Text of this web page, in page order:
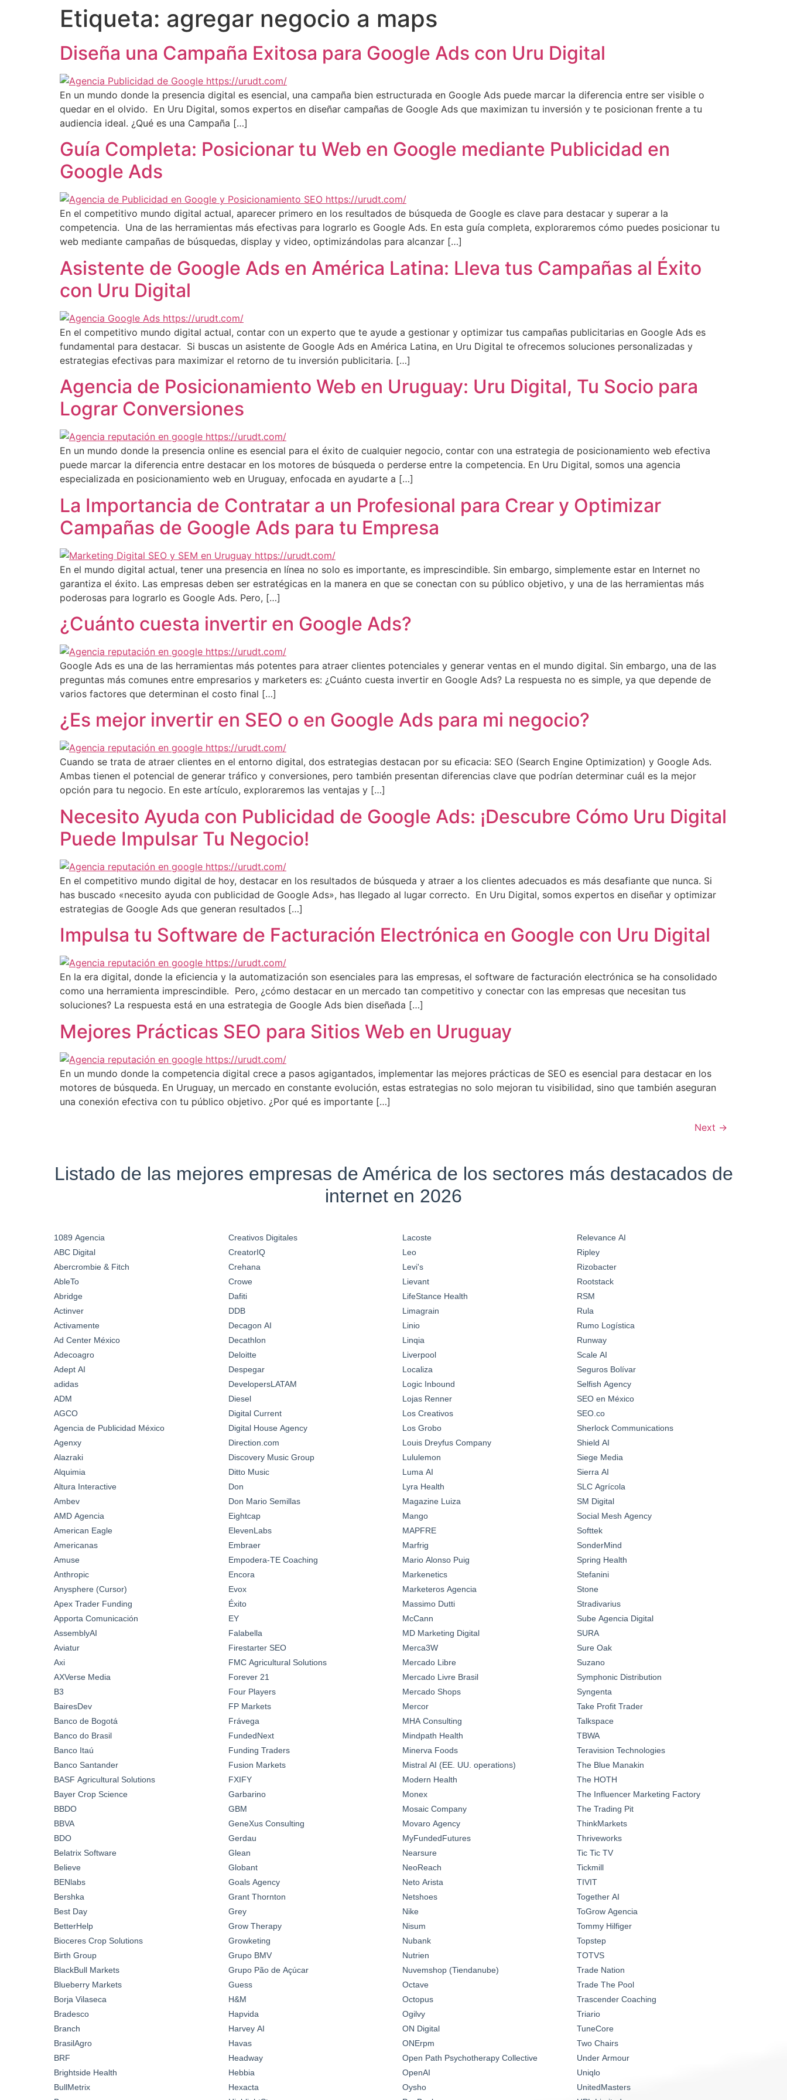
Etiqueta: agregar negocio a maps
Diseña una Campaña Exitosa para Google Ads con Uru Digital
En un mundo donde la presencia digital es esencial, una campaña bien estructurada en Google Ads puede marcar la diferencia entre ser visible o
quedar en el olvido. En Uru Digital, somos expertos en diseñar campañas de Google Ads que maximizan tu inversión y te posicionan frente a tu
audiencia ideal. ¿Qué es una Campaña […]
Guía Completa: Posicionar tu Web en Google mediante Publicidad en
Google Ads
En el competitivo mundo digital actual, aparecer primero en los resultados de búsqueda de Google es clave para destacar y superar a la
competencia. Una de las herramientas más efectivas para lograrlo es Google Ads. En esta guía completa, exploraremos cómo puedes posicionar tu
web mediante campañas de búsquedas, display y video, optimizándolas para alcanzar […]
Asistente de Google Ads en América Latina: Lleva tus Campañas al Éxito
con Uru Digital
En el competitivo mundo digital actual, contar con un experto que te ayude a gestionar y optimizar tus campañas publicitarias en Google Ads es
fundamental para destacar. Si buscas un asistente de Google Ads en América Latina, en Uru Digital te ofrecemos soluciones personalizadas y
estrategias efectivas para maximizar el retorno de tu inversión publicitaria. […]
Agencia de Posicionamiento Web en Uruguay: Uru Digital, Tu Socio para
Lograr Conversiones
En un mundo donde la presencia online es esencial para el éxito de cualquier negocio, contar con una estrategia de posicionamiento web efectiva
puede marcar la diferencia entre destacar en los motores de búsqueda o perderse entre la competencia. En Uru Digital, somos una agencia
especializada en posicionamiento web en Uruguay, enfocada en ayudarte a […]
La Importancia de Contratar a un Profesional para Crear y Optimizar
Campañas de Google Ads para tu Empresa
En el mundo digital actual, tener una presencia en línea no solo es importante, es imprescindible. Sin embargo, simplemente estar en Internet no
garantiza el éxito. Las empresas deben ser estratégicas en la manera en que se conectan con su público objetivo, y una de las herramientas más
poderosas para lograrlo es Google Ads. Pero, […]
¿Cuánto cuesta invertir en Google Ads?
Google Ads es una de las herramientas más potentes para atraer clientes potenciales y generar ventas en el mundo digital. Sin embargo, una de las
preguntas más comunes entre empresarios y marketers es: ¿Cuánto cuesta invertir en Google Ads? La respuesta no es simple, ya que depende de
varios factores que determinan el costo final […]
¿Es mejor invertir en SEO o en Google Ads para mi negocio?
Cuando se trata de atraer clientes en el entorno digital, dos estrategias destacan por su eficacia: SEO (Search Engine Optimization) y Google Ads.
Ambas tienen el potencial de generar tráfico y conversiones, pero también presentan diferencias clave que podrían determinar cuál es la mejor
opción para tu negocio. En este artículo, exploraremos las ventajas y […]
Necesito Ayuda con Publicidad de Google Ads: ¡Descubre Cómo Uru Digital
Puede Impulsar Tu Negocio!
En el competitivo mundo digital de hoy, destacar en los resultados de búsqueda y atraer a los clientes adecuados es más desafiante que nunca. Si
has buscado «necesito ayuda con publicidad de Google Ads», has llegado al lugar correcto. En Uru Digital, somos expertos en diseñar y optimizar
estrategias de Google Ads que generan resultados […]
Impulsa tu Software de Facturación Electrónica en Google con Uru Digital
En la era digital, donde la eficiencia y la automatización son esenciales para las empresas, el software de facturación electrónica se ha consolidado
como una herramienta imprescindible. Pero, ¿cómo destacar en un mercado tan competitivo y conectar con las empresas que necesitan tus
soluciones? La respuesta está en una estrategia de Google Ads bien diseñada […]
Mejores Prácticas SEO para Sitios Web en Uruguay
En un mundo donde la competencia digital crece a pasos agigantados, implementar las mejores prácticas de SEO es esencial para destacar en los
motores de búsqueda. En Uruguay, un mercado en constante evolución, estas estrategias no solo mejoran tu visibilidad, sino que también aseguran
una conexión efectiva con tu público objetivo. ¿Por qué es importante […]
Next →
Listado de las mejores empresas de América de los sectores más destacados de
internet en 2026
1089 Agencia
ABC Digital
Abercrombie & Fitch
AbleTo
Abridge
Actinver
Activamente
Ad Center México
Adecoagro
Adept AI
adidas
ADM
AGCO
Agencia de Publicidad México
Agenxy
Alazraki
Alquimia
Altura Interactive
Ambev
AMD Agencia
American Eagle
Americanas
Amuse
Anthropic
Anysphere (Cursor)
Apex Trader Funding
Apporta Comunicación
AssemblyAI
Aviatur
Axi
AXVerse Media
B3
BairesDev
Banco de Bogotá
Banco do Brasil
Banco Itaú
Banco Santander
BASF Agricultural Solutions
Bayer Crop Science
BBDO
BBVA
BDO
Belatrix Software
Believe
BENlabs
Bershka
Best Day
BetterHelp
Bioceres Crop Solutions
Birth Group
BlackBull Markets
Blueberry Markets
Borja Vilaseca
Bradesco
Branch
BrasilAgro
BRF
Brightside Health
BullMetrix
Creativos Digitales
CreatorIQ
Crehana
Crowe
Dafiti
DDB
Decagon AI
Decathlon
Deloitte
Despegar
DevelopersLATAM
Diesel
Digital Current
Digital House Agency
Direction.com
Discovery Music Group
Ditto Music
Don
Don Mario Semillas
Eightcap
ElevenLabs
Embraer
Empodera-TE Coaching
Encora
Evox
Éxito
EY
Falabella
Firestarter SEO
FMC Agricultural Solutions
Forever 21
Four Players
FP Markets
Frávega
FundedNext
Funding Traders
Fusion Markets
FXIFY
Garbarino
GBM
GeneXus Consulting
Gerdau
Glean
Globant
Goals Agency
Grant Thornton
Grey
Grow Therapy
Growketing
Grupo BMV
Grupo Pão de Açúcar
Guess
H&M
Hapvida
Harvey AI
Havas
Headway
Hebbia
Hexacta
Lacoste
Leo
Levi's
Lievant
LifeStance Health
Limagrain
Linio
Linqia
Liverpool
Localiza
Logic Inbound
Lojas Renner
Los Creativos
Los Grobo
Louis Dreyfus Company
Lululemon
Luma AI
Lyra Health
Magazine Luiza
Mango
MAPFRE
Marfrig
Mario Alonso Puig
Markenetics
Marketeros Agencia
Massimo Dutti
McCann
MD Marketing Digital
Merca3W
Mercado Libre
Mercado Livre Brasil
Mercado Shops
Mercor
MHA Consulting
Mindpath Health
Minerva Foods
Mistral AI (EE. UU. operations)
Modern Health
Monex
Mosaic Company
Movaro Agency
MyFundedFutures
Nearsure
NeoReach
Neto Arista
Netshoes
Nike
Nisum
Nubank
Nutrien
Nuvemshop (Tiendanube)
Octave
Octopus
Ogilvy
ON Digital
ONErpm
Open Path Psychotherapy Collective
OpenAI
Oysho
Relevance AI
Ripley
Rizobacter
Rootstack
RSM
Rula
Rumo Logística
Runway
Scale AI
Seguros Bolívar
Selfish Agency
SEO en México
SEO.co
Sherlock Communications
Shield AI
Siege Media
Sierra AI
SLC Agrícola
SM Digital
Social Mesh Agency
Softtek
SonderMind
Spring Health
Stefanini
Stone
Stradivarius
Sube Agencia Digital
SURA
Sure Oak
Suzano
Symphonic Distribution
Syngenta
Take Profit Trader
Talkspace
TBWA
Teravision Technologies
The Blue Manakin
The HOTH
The Influencer Marketing Factory
The Trading Pit
ThinkMarkets
Thriveworks
Tic Tic TV
Tickmill
TIVIT
Together AI
ToGrow Agencia
Tommy Hilfiger
Topstep
TOTVS
Trade Nation
Trade The Pool
Trascender Coaching
Triario
TuneCore
Two Chairs
Under Armour
Uniqlo
UnitedMasters